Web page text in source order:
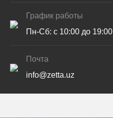
График работы
Пн-Сб: с 10:00 до 19:00
Почта
info@zetta.uz